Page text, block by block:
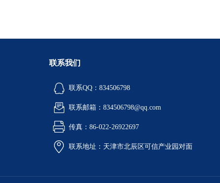
联系我们
联系QQ：834506798
联系邮箱：834506798@qq.com
传真：86-022-26922697
联系地址：天津市北辰区可信产业园对面